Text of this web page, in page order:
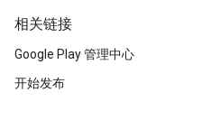
相关链接
Google Play 管理中心
开始发布